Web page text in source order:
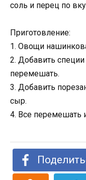
соль и перец по
Приготовление:
1. Овощи
2. Добавить
перемешать.
3. Добавить
сыр.
4. Все перемешать